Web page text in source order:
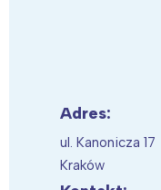
Adres:
ul. Kanonicza 17
Kraków